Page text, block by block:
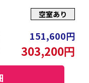
空室あり
151,600円
303,200円